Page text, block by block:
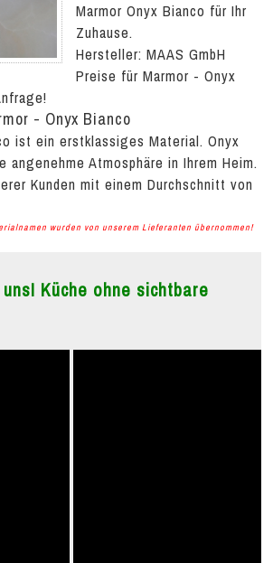
Marmor Onyx Bianco für Ihr
Zuhause.
Hersteller: MAAS GmbH
Preise für Marmor - Onyx
- Onyx Bianco
ist ein erstklassiges Material. Onyx
angenehme Atmosphäre in Ihrem Heim.
Kunden mit einem Durchschnitt von
wurden von unserem Lieferanten übernommen!
Küche ohne sichtbare